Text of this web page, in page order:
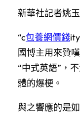
新華社記者姚
“c包養網價錢
國博主用來贊
“中式英語”，
體的爆梗。
與之響應的是